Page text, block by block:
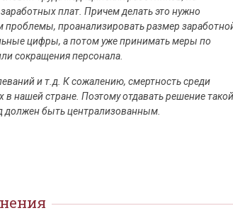
плат. Причем делать это нужно
проблемы, проанализировать размер
цифры, а потом уже принимать меры по
сокращения персонала.
и т.д. К сожалению, смертность среди
нашей стране. Поэтому отдавать решение такой
должен быть централизованным.